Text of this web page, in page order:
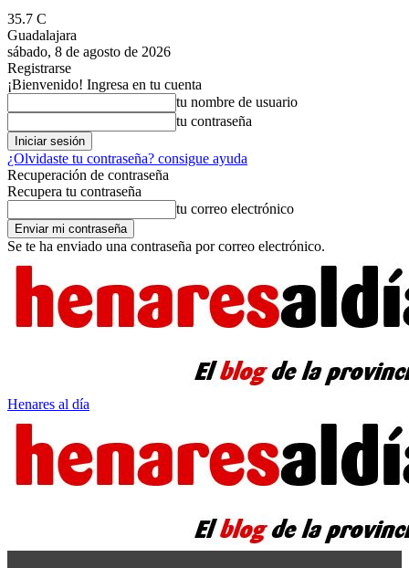
35.7 C
Guadalajara
sábado, 8 de agosto de 2026
Registrarse
¡Bienvenido! Ingresa en tu cuenta
tu nombre de usuario
tu contraseña
¿Olvidaste tu contraseña? consigue ayuda
Recuperación de contraseña
Recupera tu contraseña
tu correo electrónico
Se te ha enviado una contraseña por correo electrónico.
Henares al día